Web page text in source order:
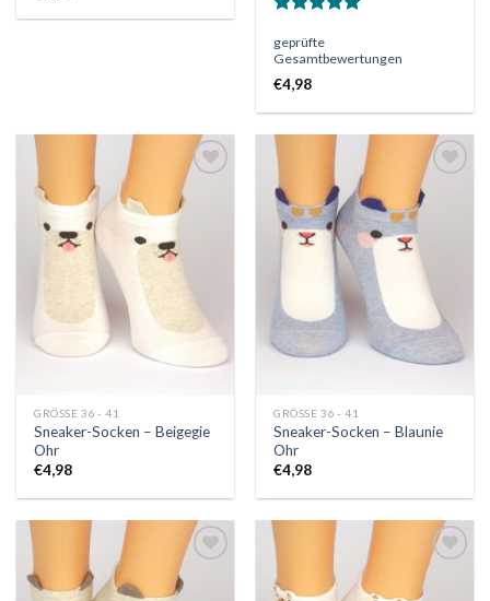
mit5.00
von 5
geprüfte
Gesamtbewertungen
€4,98
Wunschliste
GRÖSSE 36 - 41
Sneaker-Socken – Beigegie
Ohr
€4,98
Wunschliste
GRÖSSE 36 - 41
Sneaker-Socken – Blaunie
Ohr
€4,98